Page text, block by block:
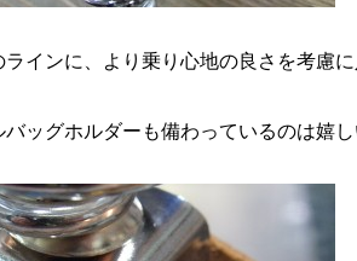
ラインに、より乗り心地の良さを考慮に
ッグホルダーも備わっているのは嬉し